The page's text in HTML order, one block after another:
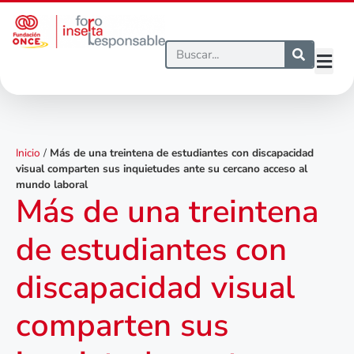
Inicio / Más de una treintena de estudiantes con discapacidad
visual comparten sus inquietudes ante su cercano acceso al
mundo laboral
Más de una treintena
de estudiantes con
discapacidad visual
comparten sus